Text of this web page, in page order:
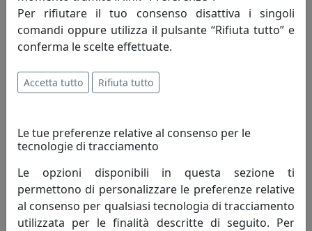
spirito della mauro ferretti che da oltre
trent'anni, attraverso le evoluzioni del
mercato, opera alla ricerca di un costante
miglioramento degli articoli proposti e del servizio
offerto al fine di soddisfare pienamente le esigenze di
Innovazione - è un'attività di pensiero che, elevando il
livello di conoscenza attuale, perfeziona un processo
migliorando quindi il tenore di vita dell'uomo.
Innovazione è cambiamento che genera progresso
umano; porta con sé valori e risultati positivi, mai
negativi.
Per rifiutare il tuo consenso disattiva i singoli
comandi oppure utilizza il pulsante “Rifiuta tutto” e
conferma le scelte effettuate.
Accetta tutto Rifiuta tutto
Le tue preferenze relative al consenso per le
tecnologie di tracciamento
Le opzioni disponibili in questa sezione ti
permettono di personalizzare le preferenze relative
al consenso per qualsiasi tecnologia di tracciamento
utilizzata per le finalità descritte di seguito. Per